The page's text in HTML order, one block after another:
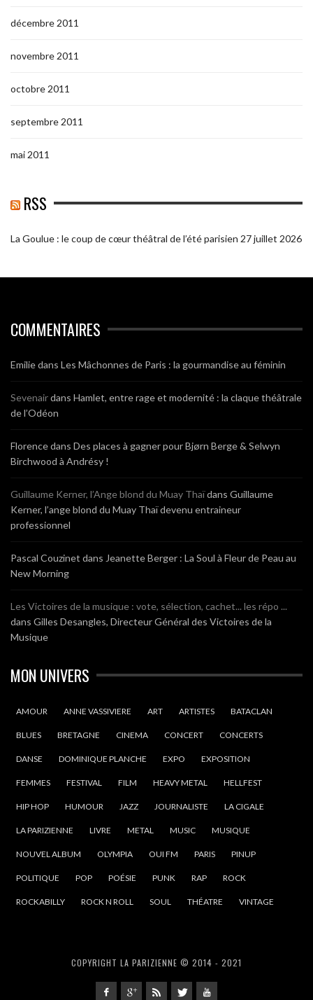
décembre 2011
novembre 2011
octobre 2011
septembre 2011
mai 2011
RSS
La Goulue : le coup de cœur théâtral de l’été parisien 27 juillet 2026
COMMENTAIRES
Emiliedans Les Mâchonnes de Paris : la gourmandise au féminin
Sevenairdans Hamlet, entre rage et modernité : la claque théâtrale
de l’Odéon
Florencedans Des places à gagner pour Bjørn Berge & Selwyn
Birchwood à Andrésy !
Guillaume Kerner, l’Ange blond du Muay Thaïdans Guillaume
Kerner, l’ange blond du Muay Thaï devenu entraineur
professionnel
Pascal Couzinet dans Jeanette Berger : La Soul à Fleur de Peau au
New Morning
Les Victoires de la musique : vote, sélection, cachet... les répo ...
dans Gilles Desangles, Directeur Général des Victoires de la
Musique
MON UNIVERS
AMOUR ANNE VASSIVIERE ART ARTISTES BATACLAN
BLUES BRETAGNE CINEMA CONCERT CONCERTS
DANSE DOMINIQUE PLANCHE EXPO EXPOSITION
FEMMES FESTIVAL FILM HEAVY METAL HELLFEST
HIP HOP HUMOUR JAZZ JOURNALISTE LA CIGALE
LA PARIZIENNE LIVRE METAL MUSIC MUSIQUE
NOUVEL ALBUM OLYMPIA OUI FM PARIS PINUP
POLITIQUE POP POÉSIE PUNK RAP ROCK
ROCKABILLY ROCK N ROLL SOUL THÉATRE VINTAGE
COPYRIGHT LA PARIZIENNE © 2014 - 2021